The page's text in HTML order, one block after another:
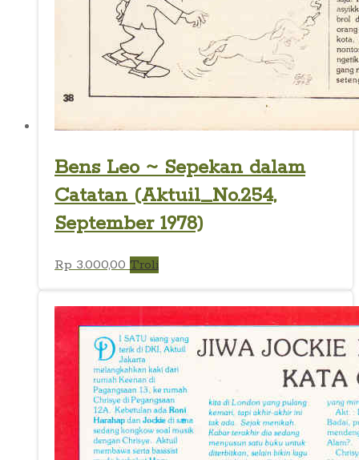
Bens Leo ~ Sepekan dalam
Catatan (Aktuil_No.254,
September 1978)
Rp3.000,00 Troli